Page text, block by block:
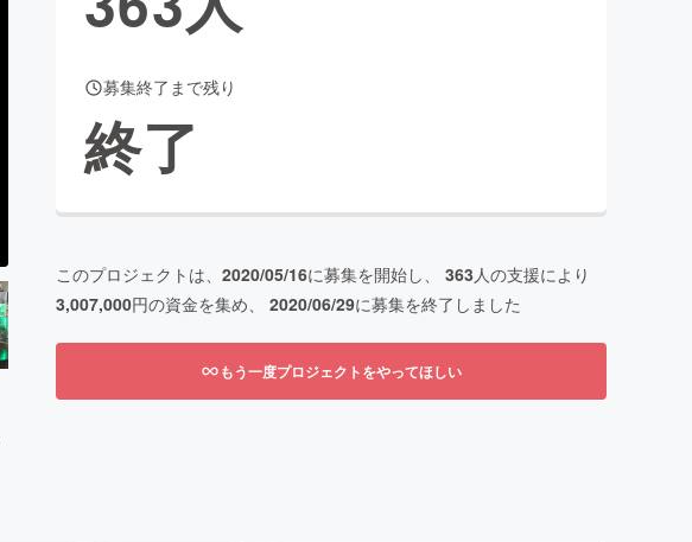
募集終了まで残り
終了
このプロジェクトは、 2020/05/16に募集を開始し、 363人の支援により
3,007,000円の資金を集め、 2020/06/29に募集を終了しました
もう一度プロジェクトをやってほしい